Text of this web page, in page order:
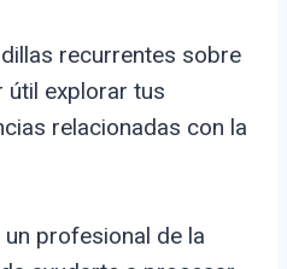
recurrentes sobre
útil explorar tus
relacionadas con la
profesional de la